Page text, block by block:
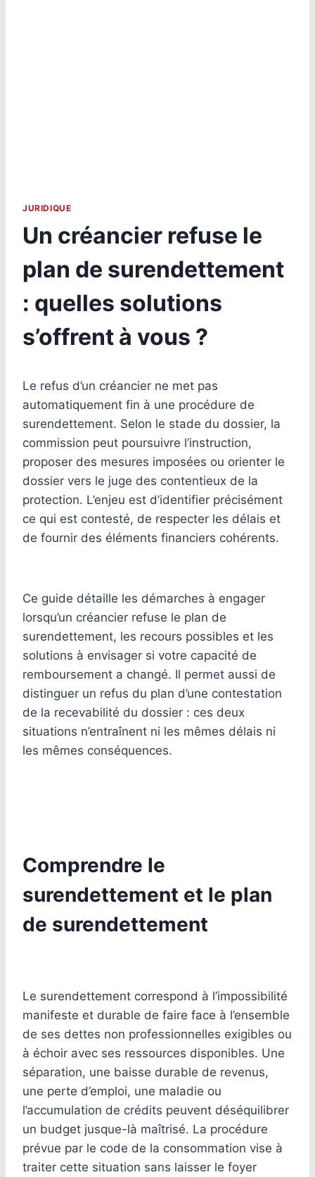
JURIDIQUE
Un créancier refuse le
plan de surendettement
: quelles solutions
s’offrent à vous ?
Le refus d’un créancier ne met pas
automatiquement fin à une procédure de
surendettement. Selon le stade du dossier, la
commission peut poursuivre l’instruction,
proposer des mesures imposées ou orienter le
dossier vers le juge des contentieux de la
protection. L’enjeu est d’identifier précisément
ce qui est contesté, de respecter les délais et
de fournir des éléments financiers cohérents.
Ce guide détaille les démarches à engager
lorsqu’un créancier refuse le plan de
surendettement, les recours possibles et les
solutions à envisager si votre capacité de
remboursement a changé. Il permet aussi de
distinguer un refus du plan d’une contestation
de la recevabilité du dossier : ces deux
situations n’entraînent ni les mêmes délais ni
les mêmes conséquences.
Comprendre le
surendettement et le plan
de surendettement
Le surendettement correspond à l’impossibilité
manifeste et durable de faire face à l’ensemble
de ses dettes non professionnelles exigibles ou
à échoir avec ses ressources disponibles. Une
séparation, une baisse durable de revenus,
une perte d’emploi, une maladie ou
l’accumulation de crédits peuvent déséquilibrer
un budget jusque-là maîtrisé. La procédure
prévue par le code de la consommation vise à
traiter cette situation sans laisser le foyer